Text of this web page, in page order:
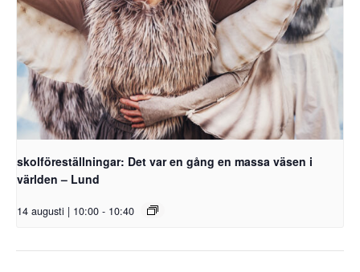
skolföreställningar: Det var en gång en massa väsen i
världen – Lund
14 augusti | 10:00 - 10:40